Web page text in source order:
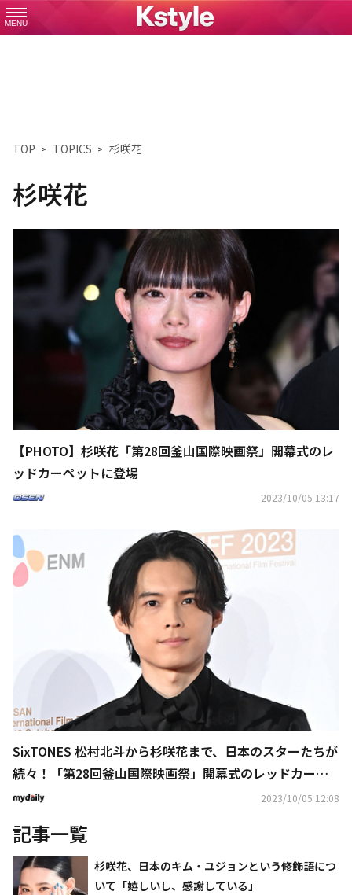
MENU
TOP TOPICS 杉咲花
杉咲花
【PHOTO】杉咲花「第28回釜山国際映画祭」開幕式のレ
ッドカーペットに登場
2023/10/05 13:17
SixTONES 松村北斗から杉咲花まで、日本のスターたちが
続々！「第28回釜山国際映画祭」開幕式のレッドカーペ
ットに登場
2023/10/05 12:08
記事一覧
杉咲花、日本のキム・ユジョンという修飾語につ
いて「嬉しいし、感謝している」